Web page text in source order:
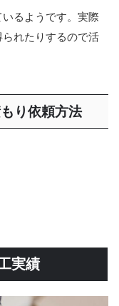
るようです。実際
れたりするので活
り依頼方法
実績